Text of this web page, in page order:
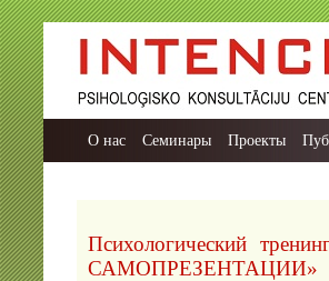
О нас Семинары Проекты
Психологический
САМОПРЕЗЕНТАЦИИ»